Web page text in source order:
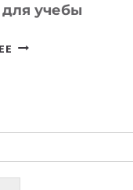
учебы
КАКОЙ
2026:
10